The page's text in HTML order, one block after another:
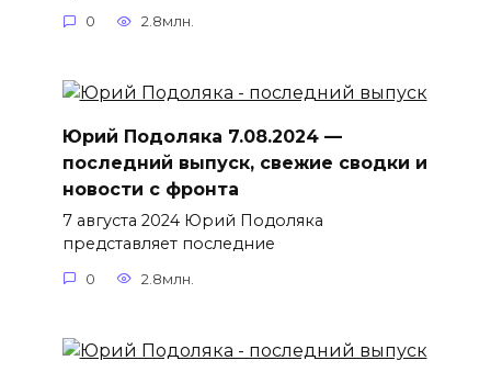
0 2.8млн.
Юрий Подоляка 7.08.2024 —
последний выпуск, свежие сводки и
новости с фронта
7 августа 2024 Юрий Подоляка
представляет последние
0 2.8млн.